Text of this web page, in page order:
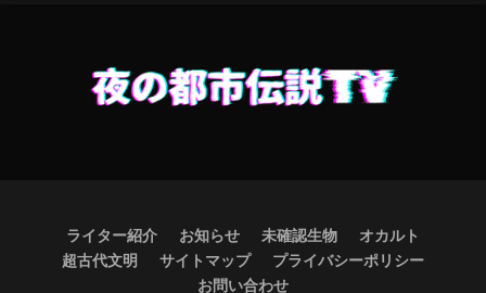
ライター紹介 お知らせ 未確認生物
オカルト
超古代文明
サイトマップ
プライバシーポリシー
お問い合わせ